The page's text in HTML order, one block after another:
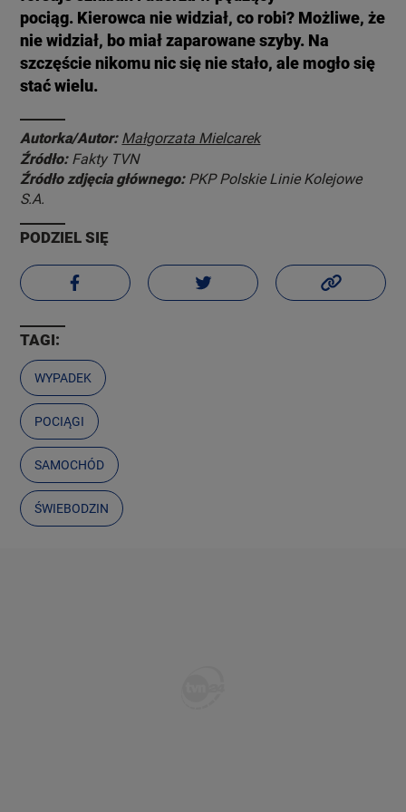
pociąg. Kierowca nie widział, co robi? Możliwe, że
nie widział, bo miał zaparowane szyby. Na
szczęście nikomu nic się nie stało, ale mogło się
stać wielu.
Autorka/Autor: Małgorzata Mielcarek
Źródło: Fakty TVN
Źródło zdjęcia głównego: PKP Polskie Linie Kolejowe
S.A.
PODZIEL SIĘ
TAGI:
WYPADEK
POCIĄGI
SAMOCHÓD
ŚWIEBODZIN